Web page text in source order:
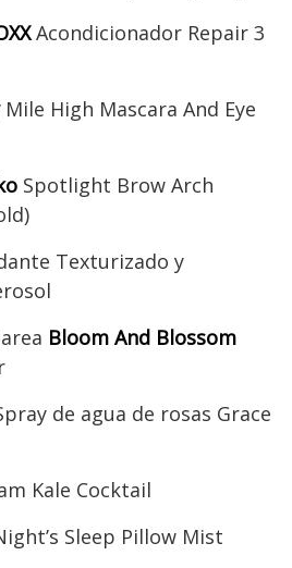
Acondicionador Repair 3
Mile High Mascara And Eye
Spotlight Brow Arch
Texturizado y
Bloom And Blossom
de agua de rosas Grace
Kale Cocktail
Sleep Pillow Mist